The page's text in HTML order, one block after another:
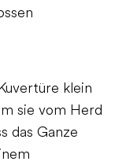
klein
sie vom Herd
das Ganze